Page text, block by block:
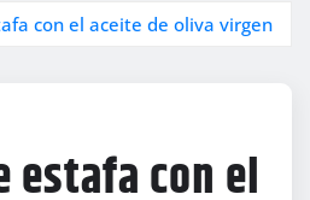
con el aceite de oliva virgen
con el